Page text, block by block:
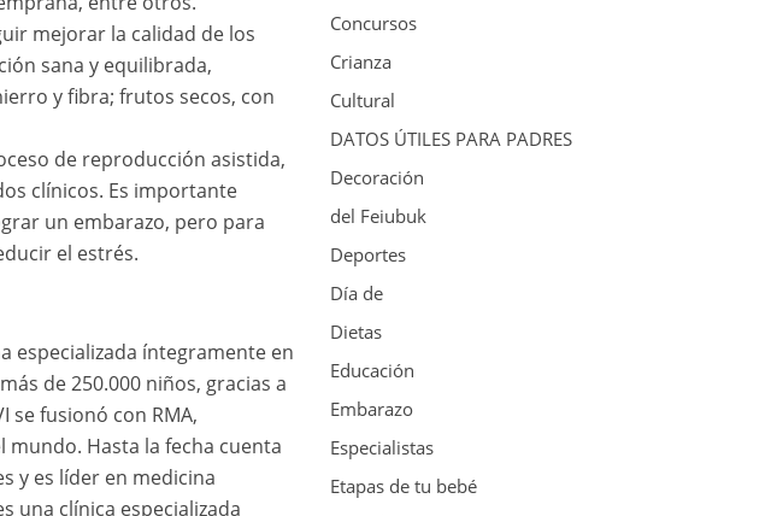
mejorar la calidad de los
sana y equilibrada,
y fibra; frutos secos, con
de reproducción asistida,
clínicos. Es importante
un embarazo, pero para
el estrés.
especializada íntegramente en
de 250.000 niños, gracias a
se fusionó con RMA,
Hasta la fecha cuenta
y es líder en medicina
una clínica especializada
Concursos
Crianza
Cultural
DATOS ÚTILES PARA PADRES
Decoración
del Feiubuk
Deportes
Día de
Dietas
Educación
Embarazo
Especialistas
Etapas de tu bebé